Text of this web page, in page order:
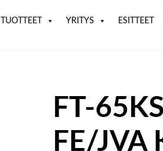
TUOTTEET YRITYS ESITTEET
FT-
FE/JVA